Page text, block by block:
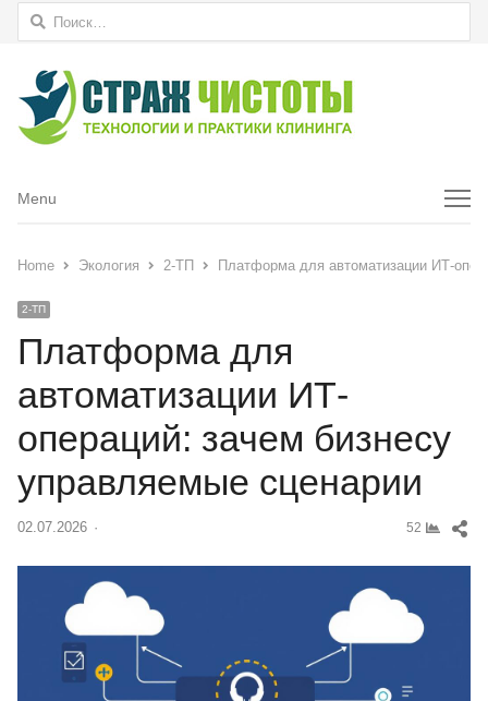
Найти:
Menu
Menu
Home Экология 2-ТП Платформа для автоматизации ИТ-
2-ТП
Платформа для
автоматизации ИТ-
операций: зачем бизнесу
управляемые сценарии
02.07.2026 52